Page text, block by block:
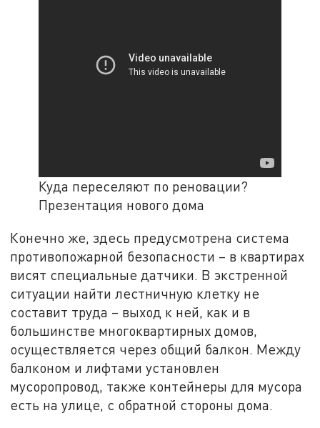
Куда переселяют по реновации?
Презентация нового дома
Конечно же, здесь предусмотрена система
противопожарной безопасности – в квартирах
висят специальные датчики. В экстренной
ситуации найти лестничную клетку не
составит труда – выход к ней, как и в
большинстве многоквартирных домов,
осуществляется через общий балкон. Между
балконом и лифтами установлен
мусоропровод, также контейнеры для мусора
есть на улице, с обратной стороны дома.